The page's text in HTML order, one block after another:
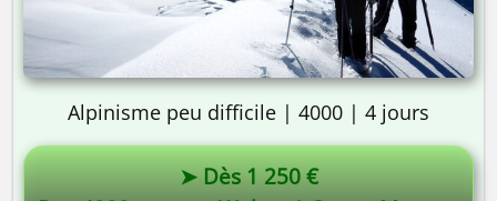
Alpinisme peu difficile | 4000 | 4 jours
➤ Dès 1 250 €